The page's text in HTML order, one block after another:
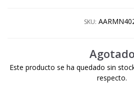
SKU:
Agotado
Este producto se ha quedado sin
respecto.